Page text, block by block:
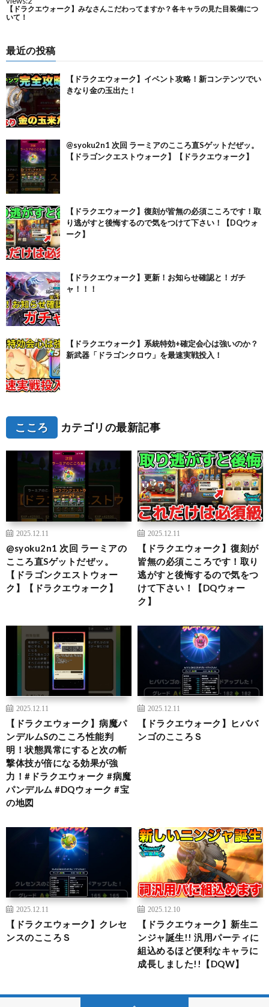
最近の投稿
【ドラクエウォーク】イベント攻略！新コンテンツでい
きなり金の玉出た！
@syoku2n1 次回 ラーミアのこころ直Sゲットだぜッ。
【ドラゴンクエストウォーク】【ドラクエウォーク】
【ドラクエウォーク】復刻が皆無の必須こころです！取
り逃がすと後悔するので気をつけて下さい！【DQウォ
ーク】
【ドラクエウォーク】更新！お知らせ確認と！ガチ
ャ！！！
【ドラクエウォーク】系統特効+確定会心は強いのか？
新武器「ドラゴンクロウ」を最速実戦投入！
こころ カテゴリの最新記事
2025.12.11
@syoku2n1 次回 ラーミアの
こころ直Sゲットだぜッ。
【ドラゴンクエストウォー
ク】【ドラクエウォーク】
2025.12.11
【ドラクエウォーク】復刻が
皆無の必須こころです！取り
逃がすと後悔するので気をつ
けて下さい！【DQウォー
ク】
2025.12.11
【ドラクエウォーク】病魔パ
ンデルムSのこころ性能判
明！状態異常にすると次の斬
撃体技が倍になる効果が強
力！#ドラクエウォーク #病魔
パンデルム #DQウォーク #宝
の地図
2025.12.11
【ドラクエウォーク】ヒババ
ンゴのこころＳ
2025.12.11
【ドラクエウォーク】クレセ
ンスのこころＳ
2025.12.10
【ドラクエウォーク】新生ニ
ンジャ誕生!! 汎用パーティに
組込めるほど便利なキャラに
成長しました!!【DQW】